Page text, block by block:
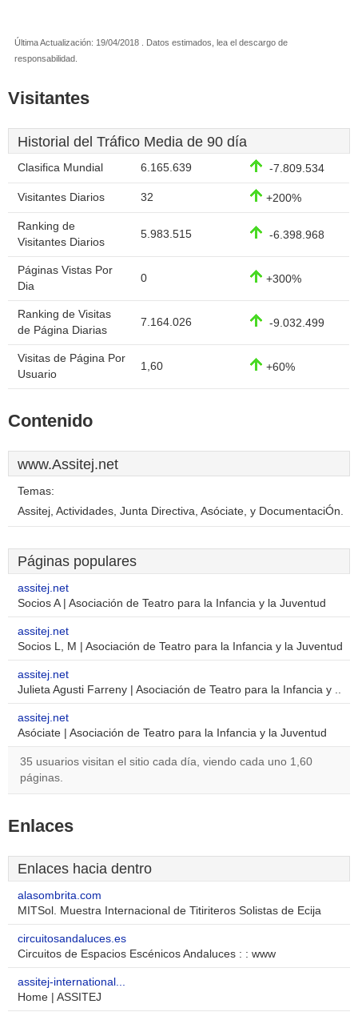
Última Actualización: 19/04/2018 . Datos estimados, lea el descargo de
responsabilidad.
Visitantes
Historial del Tráfico Media de 90 día
Clasifica Mundial 6.165.639 -7.809.534
Visitantes Diarios 32 +200%
Ranking de
Visitantes Diarios
5.983.515 -6.398.968
Páginas Vistas Por
Dia
0 +300%
Ranking de Visitas
de Página Diarias
7.164.026 -9.032.499
Visitas de Página Por
Usuario
1,60 +60%
Contenido
www.Assitej.net
Temas:
Assitej, Actividades, Junta Directiva, Asóciate, y DocumentaciÓn.
Páginas populares
assitej.net
Socios A | Asociación de Teatro para la Infancia y la Juventud
assitej.net
Socios L, M | Asociación de Teatro para la Infancia y la Juventud
assitej.net
Julieta Agusti Farreny | Asociación de Teatro para la Infancia y ..
assitej.net
Asóciate | Asociación de Teatro para la Infancia y la Juventud
35 usuarios visitan el sitio cada día, viendo cada uno 1,60
páginas.
Enlaces
Enlaces hacia dentro
alasombrita.com
MITSol. Muestra Internacional de Titiriteros Solistas de Ecija
circuitosandaluces.es
Circuitos de Espacios Escénicos Andaluces : : www
assitej-international...
Home | ASSITEJ